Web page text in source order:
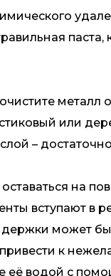
металл
или
–
на
вступают в
может
к
её водой с